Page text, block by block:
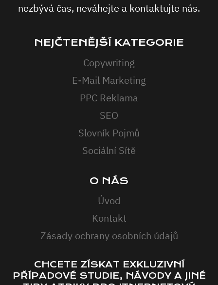
nezbývá čas, neváhejte a kontaktujte nás.
NEJČTENĚJŠÍ KATEGORIE
Copywriting
E-Mail Marketing
PPC Reklama
SEO
Slovník Pojmů
Sociální Sítě
O NÁS
Úvod
Kontakt
Zásady ochrany osobních údajů
CHCETE ZÍSKAT EXKLUZIVNÍ
PŘÍPADOVÉ STUDIE, NÁVODY A JINÉ